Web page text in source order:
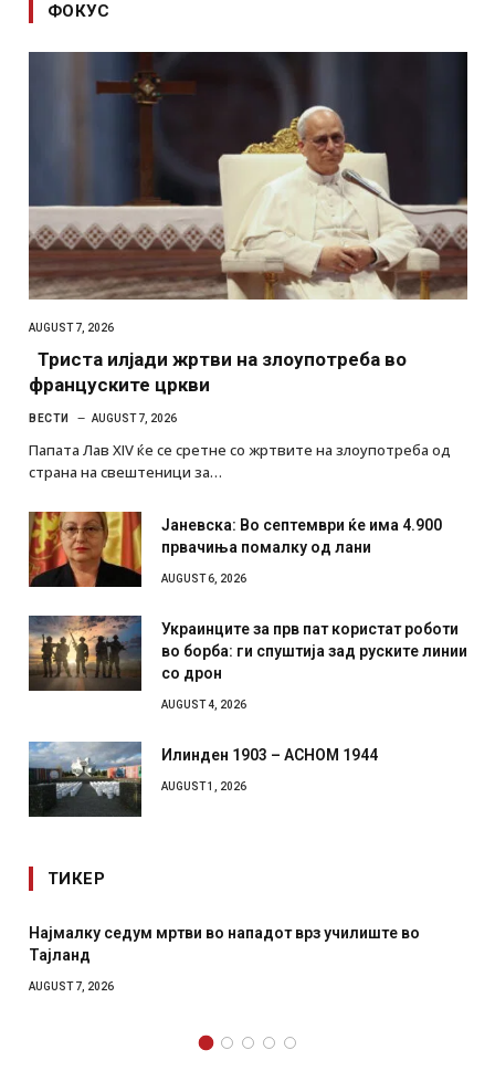
ФОКУС
AUGUST 7, 2026
Триста илјади жртви на злоупотреба во
француските цркви
ВЕСТИ AUGUST 7, 2026
Папата Лав XIV ќе се сретне со жртвите на злоупотреба од
страна на свештеници за…
Јаневска: Во септември ќе има 4.900
првачиња помалку од лани
AUGUST 6, 2026
Украинците за прв пат користат роботи
во борба: ги спуштија зад руските линии
со дрон
AUGUST 4, 2026
Илинден 1903 – АСНОМ 1944
AUGUST 1, 2026
ТИКЕР
СОЗИС: Украинците повеќе им веруваат на генералите
отколку на Зеленски
AUGUST 7, 2026